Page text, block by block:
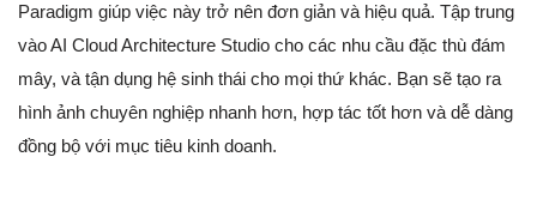
Paradigm giúp việc này trở nên đơn giản và hiệu quả. Tập trung
vào AI Cloud Architecture Studio cho các nhu cầu đặc thù đám
mây, và tận dụng hệ sinh thái cho mọi thứ khác. Bạn sẽ tạo ra
hình ảnh chuyên nghiệp nhanh hơn, hợp tác tốt hơn và dễ dàng
đồng bộ với mục tiêu kinh doanh.